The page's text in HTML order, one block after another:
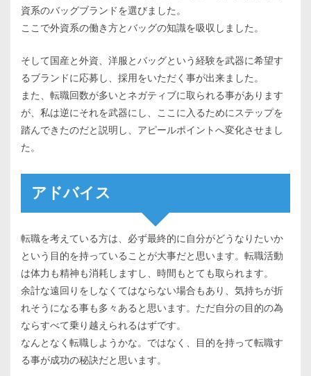
資系のバッグブランドを選びました。
ここで外資系の働き方とバッグの知識を吸収しました。
そして国産と外資、洋服とバッグという経験を武器に希望す
るブランドに応募し、採用をいただく事が出来ました。
また、転職回数が多いとネガティブに取られる事があります
が、私は逆にそれを武器にし、ここに入るためにステップを
踏んできたのだと説明し、アピールポイントへ変化させまし
た。
アドバイス
転職を考えている方は、必ず最終的に自分がどうなりたいか
という目的を持っていることが大事だと思います。転職活動
は体力も精神も消耗しますし、時間もとても取られます。
余計な遠回りをしなくてはならない場合もあり、気持ちが折
れそうになる事も多々あると思います。ただ自分の目的の為
ならすべて乗り越えられるはずです。
なんとなく転職しようかな。ではなく、目的を持って転職す
る事が成功の秘訣だと思います。